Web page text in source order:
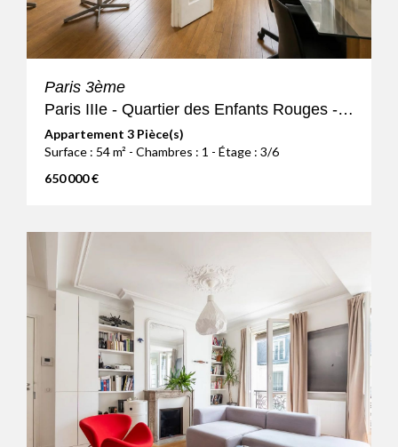
Paris 3ème
Paris IIIe - Quartier des Enfants Rouges - 3P - Etage élevé avec
Appartement 3 Pièce(s)
Surface : 54 m² - Chambres : 1 - Étage : 3/6
650 000 €